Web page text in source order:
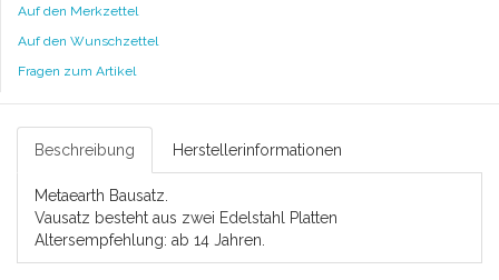
Auf den Merkzettel
Auf den Wunschzettel
Fragen zum Artikel
Beschreibung Herstellerinformationen
Metaearth Bausatz.
Vausatz besteht aus zwei Edelstahl Platten
Altersempfehlung: ab 14 Jahren.